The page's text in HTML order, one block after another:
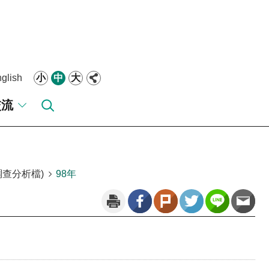
小 中 大
分析檔)
98年